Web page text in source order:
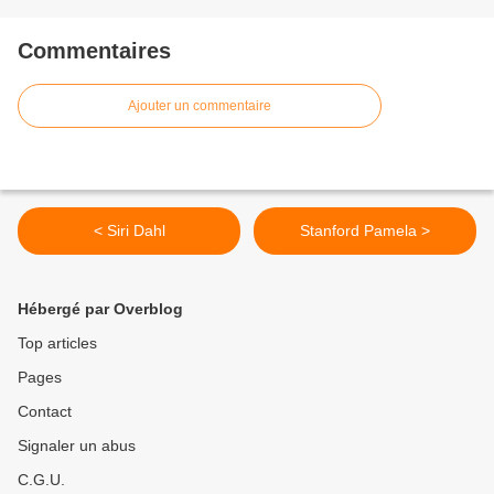
Commentaires
Ajouter un commentaire
< Siri Dahl Stanford Pamela >
Hébergé par Overblog
Top articles
Pages
Contact
Signaler un abus
C.G.U.